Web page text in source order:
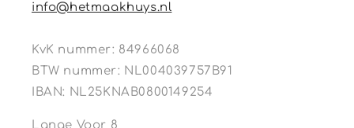
info@hetmaakhuys.nl
KvK nummer: 84966068
BTW nummer: NL004039757B91
IBAN: NL25KNAB0800149254